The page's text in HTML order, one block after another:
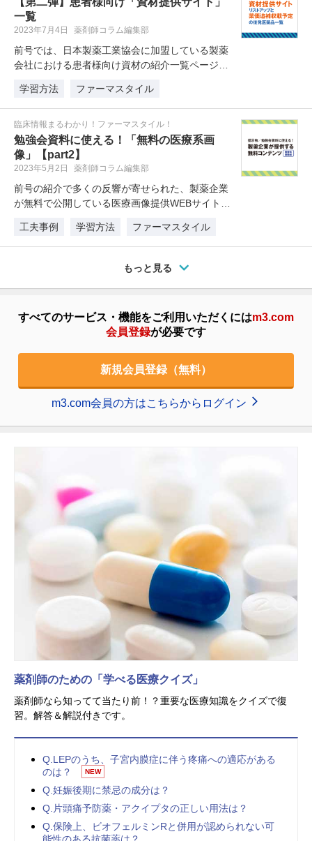
一覧
2023年7月4日 薬剤師コラム編集部
前号では、日本製薬工業協会に加盟している製薬
会社における患者様向け資材の紹介一覧ページを
学習方法
ファーマスタイル
臨床情報まるわかり！ファーマスタイル！
勉強会資料に使える！「無料の医療系画
像」【part2】
2023年5月2日 薬剤師コラム編集部
前号の紹介で多くの反響が寄せられた、製薬企業
が無料で公開している医療画像提供WEBサイト。
工夫事例
学習方法 ファーマスタイル
もっと見る
すべてのサービス・機能をご利用いただくにはm3.com
会員登録が必要です
新規会員登録（無料）
m3.com会員の方はこちらからログイン
薬剤師のための「学べる医療クイズ」
薬剤師なら知ってて当たり前！？重要な医療知識をクイズで復
習。解答＆解説付きです。
Q.LEPのうち、子宮内膜症に伴う疼痛への適応がある
のは？
NEW
Q.妊娠後期に禁忌の成分は？
Q.片頭痛予防薬・アクイプタの正しい用法は？
Q.保険上、ビオフェルミンRと併用が認められない可
能性のある抗菌薬は？